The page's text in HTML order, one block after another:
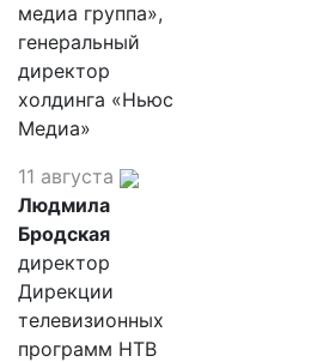
медиа группа»,
генеральный
директор
холдинга «Ньюс
Медиа»
11 августа
Людмила
Бродская
директор
Дирекции
телевизионных
программ НТВ